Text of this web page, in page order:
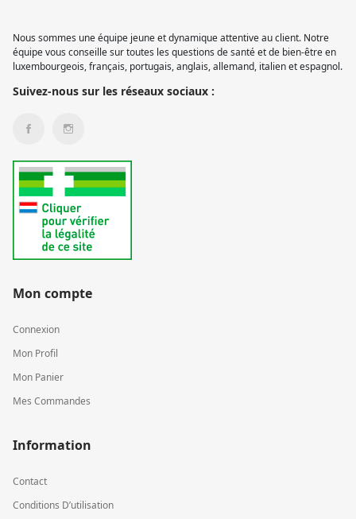
Nous sommes une équipe jeune et dynamique attentive au client. Notre
équipe vous conseille sur toutes les questions de santé et de bien-être en
luxembourgeois, français, portugais, anglais, allemand, italien et espagnol.
Suivez-nous sur les réseaux sociaux :
Mon compte
Connexion
Mon Profil
Mon Panier
Mes Commandes
Information
Contact
Conditions D’utilisation